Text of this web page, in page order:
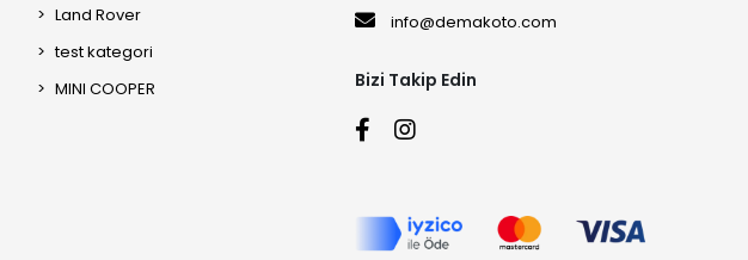
Land Rover
test kategori
MINI COOPER
info@demakoto.com
Bizi Takip Edin